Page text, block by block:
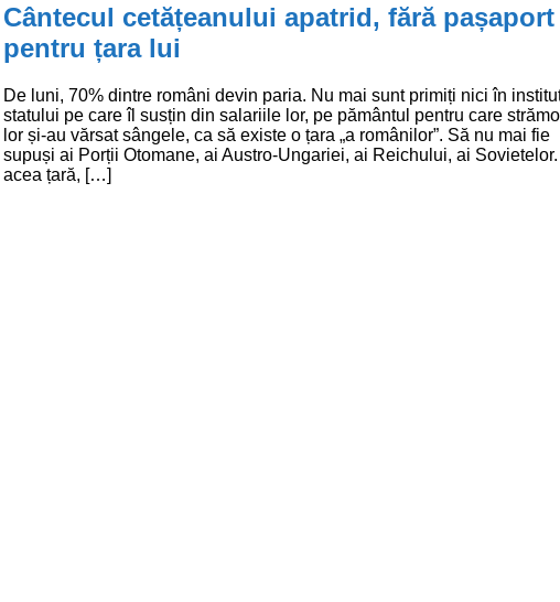
Cântecul cetățeanului apatrid, fără pașaport
pentru țara lui
De luni, 70% dintre români devin paria. Nu mai sunt primiți nici în
statului pe care îl susțin din salariile lor, pe pământul pentru care
lor și-au vărsat sângele, ca să existe o țara „a românilor”. Să nu mai fie
supuși ai Porții Otomane, ai Austro-Ungariei, ai Reichului, ai Sovietelor.
acea țară, […]